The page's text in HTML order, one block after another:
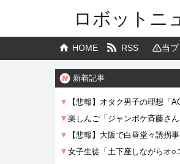
ロボットニ
HOME RSS 当
新着記事